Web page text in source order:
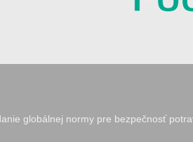
globálnej normy pre bezpečnosť